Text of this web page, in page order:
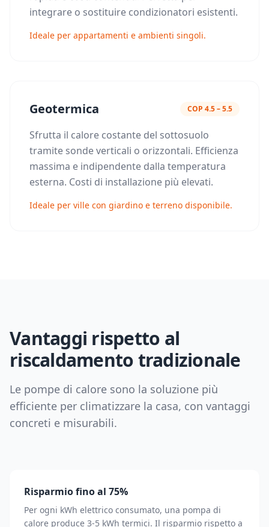
integrare o sostituire condizionatori esistenti.
Ideale per appartamenti e ambienti singoli.
Geotermica COP 4.5 – 5.5
Sfrutta il calore costante del sottosuolo
tramite sonde verticali o orizzontali. Efficienza
massima e indipendente dalla temperatura
esterna. Costi di installazione più elevati.
Ideale per ville con giardino e terreno disponibile.
Vantaggi rispetto al
riscaldamento tradizionale
Le pompe di calore sono la soluzione più
efficiente per climatizzare la casa, con vantaggi
concreti e misurabili.
Risparmio fino al 75%
Per ogni kWh elettrico consumato, una pompa di
calore produce 3-5 kWh termici. Il risparmio rispetto a